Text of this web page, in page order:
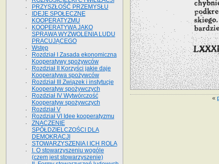
«
PRZYSZŁOŚĆ PRZEMYSŁU
IDEJE SPOŁECZNE
KOOPERATYZMU
KOOPERATYWA JAKO
SPRAWA WYZWOLENIA LUDU
PRACUJĄCEGO
Wstęp
Rozdział I Zasada ekonomiczna
Kooperatywy spożywców
Rozdział II Korzyści jakie daje
Kooperatywa spożywców
Rozdział III Związek i instytucje
Kooperatyw spożywczych
Rozdział IV Wytwórczość
Kooperatyw spożywczych
Rozdział V
Rozdział VI Idee kooperatyzmu
ZNACZENIE
SPÓŁDZIELCZOŚCI DLA
DEMOKRACJI
STOWARZYSZENIA I ICH ROLA
I. O stowarzyszeniu wogóle
(czem jest stowarzyszenie)